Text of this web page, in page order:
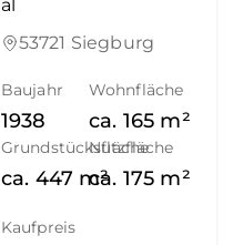
al
53721 Siegburg
Baujahr
1938
Wohnfläche
ca. 165 m²
Grundstücksfläche
ca. 447 m²
Nutzfläche
ca. 175 m²
Kaufpreis